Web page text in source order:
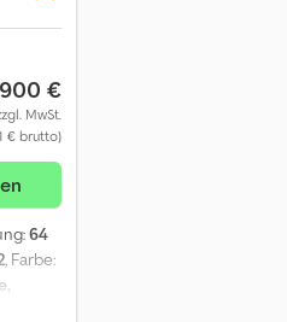
€
MwSt.
€ brutto)
64
, Farbe: